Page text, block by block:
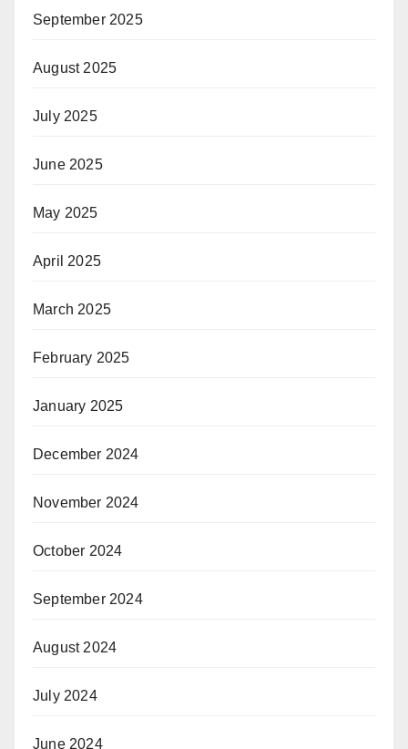
September 2025
August 2025
July 2025
June 2025
May 2025
April 2025
March 2025
February 2025
January 2025
December 2024
November 2024
October 2024
September 2024
August 2024
July 2024
June 2024